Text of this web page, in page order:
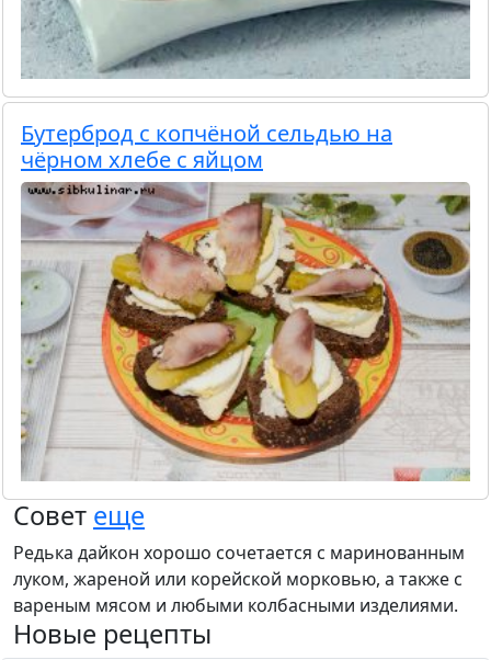
Бутерброд с копчёной сельдью на
чёрном хлебе с яйцом
Совет еще
Редька дайкон хорошо сочетается с маринованным
луком, жареной или корейской морковью, а также с
вареным мясом и любыми колбасными изделиями.
Новые рецепты